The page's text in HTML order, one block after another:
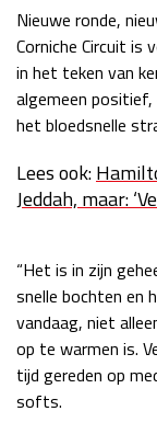
GP
Kwalificatie
LAS
Kwalificatie
GP ABU
Kwalificatie
Race
Nieuwe ronde,
Corniche Circuit is
in het teken van
algemeen
het bloedsnelle
Lees ook:
Jeddah, maar:
“Het is in zijn
snelle bochten en
vandaag, niet
op te warmen is.
tijd gereden op
softs.